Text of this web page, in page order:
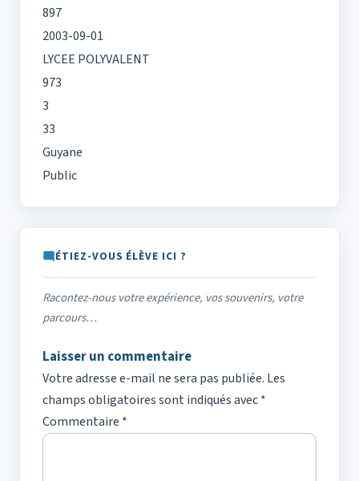
897
2003-09-01
LYCEE POLYVALENT
973
3
33
Guyane
Public
ÉTIEZ-VOUS ÉLÈVE ICI ?
Racontez-nous votre expérience, vos souvenirs, votre
parcours…
Laisser un commentaire
Votre adresse e-mail ne sera pas publiée. Les
champs obligatoires sont indiqués avec*
Commentaire *